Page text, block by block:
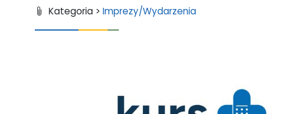
Kategoria >Imprezy/Wydarzenia